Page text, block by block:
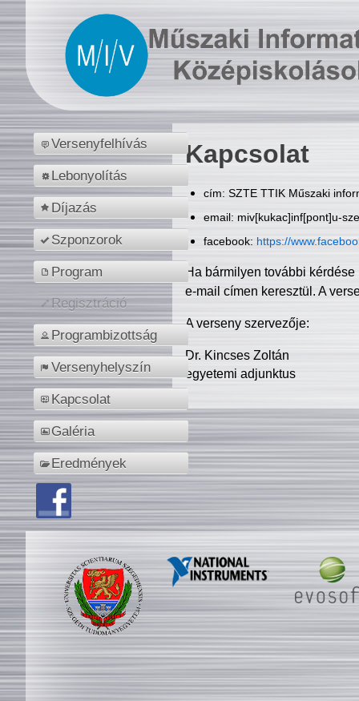
Versenyfelhívás
Lebonyolítás
Díjazás
Szponzorok
Program
Regisztráció
Programbizottság
Versenyhelyszín
Kapcsolat
Galéria
Eredmények
Kapcsolat
cím: SZTE TTIK Műszaki
email: miv[kukac]inf[pont]u-
facebook: https://
Ha bármilyen további
e-mail címen keresztül. A
A verseny szervezője:
Dr. Kincses Zoltán
egyetemi adjunktus